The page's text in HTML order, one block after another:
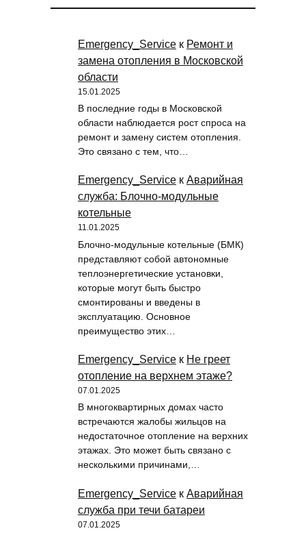
Emergency_Service к Ремонт и
замена отопления в Московской
области
15.01.2025
В последние годы в Московской
области наблюдается рост спроса на
ремонт и замену систем отопления.
Это связано с тем, что…
Emergency_Service к Аварийная
служба: Блочно-модульные
котельные
11.01.2025
Блочно-модульные котельные (БМК)
представляют собой автономные
теплоэнергетические установки,
которые могут быть быстро
смонтированы и введены в
эксплуатацию. Основное
преимущество этих…
Emergency_Service к Не греет
отопление на верхнем этаже?
07.01.2025
В многоквартирных домах часто
встречаются жалобы жильцов на
недостаточное отопление на верхних
этажах. Это может быть связано с
несколькими причинами,…
Emergency_Service к Аварийная
служба при течи батареи
07.01.2025